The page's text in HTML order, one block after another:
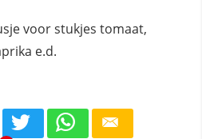
voor stukjes tomaat,
e.d.